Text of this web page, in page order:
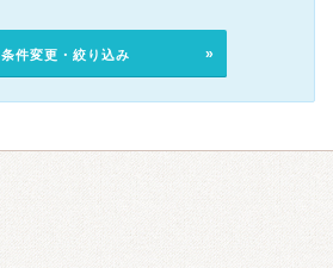
条件変更・絞り込み